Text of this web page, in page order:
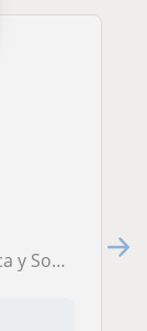
y paciente.